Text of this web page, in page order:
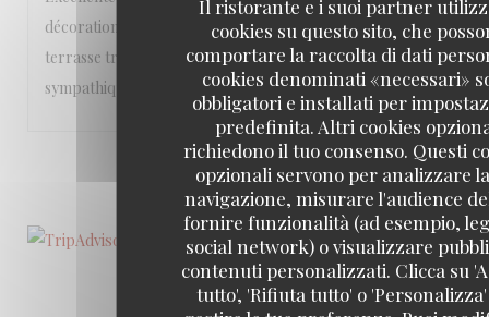
Il ristorante e i suoi partner
cookies su questo sito, che
comportare la raccolta di dati
cookies denominati «necessari»
obbligatori e installati per
predefinita. Altri cookies
richiedono il tuo consenso. Questi
opzionali servono per analizzare
navigazione, misurare l'audience
fornire funzionalità (ad esempio,
social network) o visualizzare
contenuti personalizzati. Clicca su
tutto', 'Rifiuta tutto' o
décoration soignée, que ce soit à l’intérieur ou sur la
terrasse très agréable. Le personnel est vraiment
sympathique!
2 3